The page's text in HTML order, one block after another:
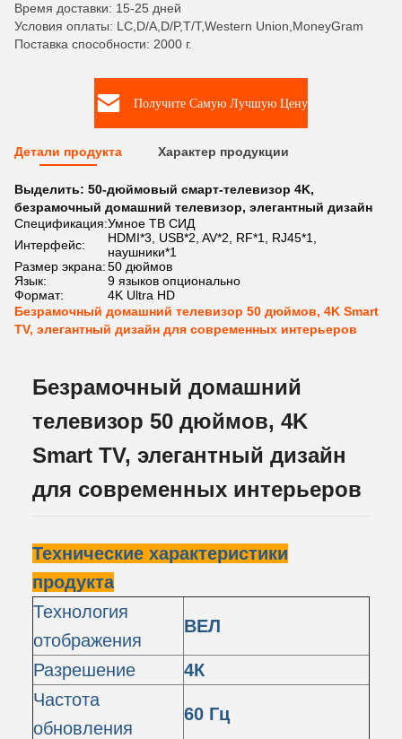
Время доставки: 15-25 дней
Условия оплаты: LC,D/A,D/P,T/T,Western Union,MoneyGram
Поставка способности: 2000 г.
Получите Самую Лучшую Цену
Детали продукта Характер продукции
Выделить: 50-дюймовый смарт-телевизор 4K,
безрамочный домашний телевизор, элегантный дизайн
Спецификация:Умное ТВ СИД
Интерфейс:
HDMI*3, USB*2, AV*2, RF*1, RJ45*1,
наушники*1
Размер экрана:50 дюймов
Язык:
9 языков опционально
Формат:
4K Ultra HD
Безрамочный домашний телевизор 50 дюймов, 4K Smart
TV, элегантный дизайн для современных интерьеров
Безрамочный домашний
телевизор 50 дюймов, 4K
Smart TV, элегантный дизайн
для современных интерьеров
Технические характеристики
продукта
Технология
отображения
ВЕЛ
Разрешение
4К
Частота
обновления
60 Гц